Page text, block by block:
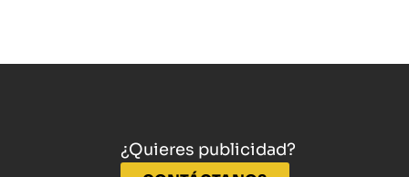
¿Quieres publicidad?